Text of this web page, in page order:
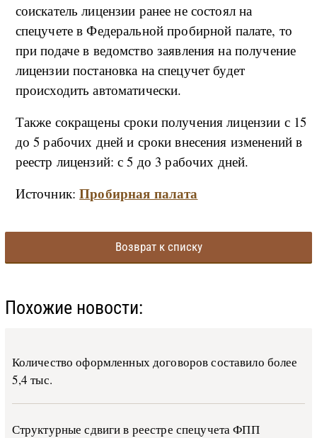
соискатель лицензии ранее не состоял на
спецучете в Федеральной пробирной палате, то
при подаче в ведомство заявления на получение
лицензии постановка на спецучет будет
происходить автоматически.
Также сокращены сроки получения лицензии с 15
до 5 рабочих дней и сроки внесения изменений в
реестр лицензий: с 5 до 3 рабочих дней.
Источник:Пробирная палата
Возврат к списку
Похожие новости:
Количество оформленных договоров составило более
5,4 тыс.
Структурные сдвиги в реестре спецучета ФПП